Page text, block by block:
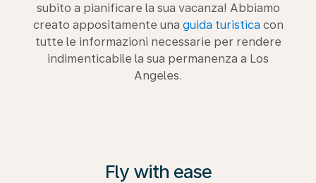
subito a pianificare la sua vacanza! Abbiamo
creato appositamente una guida turistica con
tutte le informazioni necessarie per rendere
indimenticabile la sua permanenza a Los
Angeles.
Fly with ease